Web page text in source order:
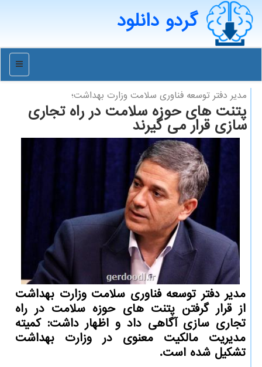
گردو دانلود
منو
مدیر دفتر توسعه فناوری سلامت وزارت بهداشت؛
پتنت های حوزه سلامت در راه تجاری
سازی قرار می گیرند
مدیر دفتر توسعه فناوری سلامت وزارت بهداشت
از قرار گرفتن پتنت های حوزه سلامت در راه
تجاری سازی آگاهی داد و اظهار داشت: کمیته
مدیریت مالکیت معنوی در وزارت بهداشت
تشکیل شده است.